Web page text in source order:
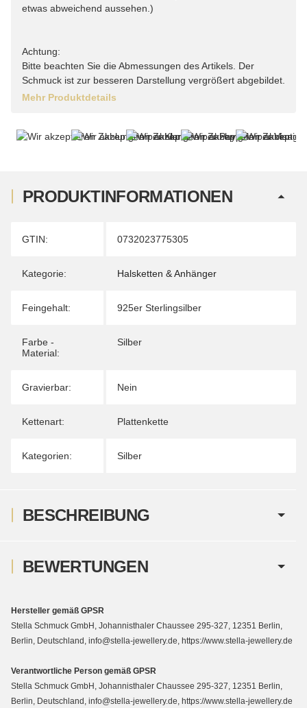
etwas abweichend aussehen.)
Achtung:
Bitte beachten Sie die Abmessungen des Artikels. Der
Schmuck ist zur besseren Darstellung vergrößert abgebildet.
Mehr Produktdetails
PRODUKTINFORMATIONEN
Produkteigenschaft
Wert
GTIN: 0732023775305
Kategorie: Halsketten & Anhänger
Feingehalt: 925er Sterlingsilber
Farbe -
Material:
Silber
Gravierbar: Nein
Kettenart: Plattenkette
Kategorien: Silber
BESCHREIBUNG
BEWERTUNGEN
Hersteller gemäß GPSR
Stella Schmuck GmbH, Johannisthaler Chaussee 295-327, 12351 Berlin,
Berlin, Deutschland, info@stella-jewellery.de, https://www.stella-jewellery.de
Verantwortliche Person gemäß GPSR
Stella Schmuck GmbH, Johannisthaler Chaussee 295-327, 12351 Berlin,
Berlin, Deutschland, info@stella-jewellery.de, https://www.stella-jewellery.de